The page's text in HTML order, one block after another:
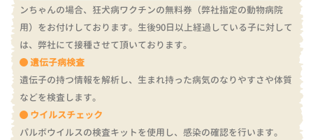
ンちゃんの場合、狂犬病ワクチンの無料券（弊社指定の動物病院
用）をお付けしております。 生後90日以上経過している子に対して
は、弊社にて接種させて頂いております。
遺伝子病検査
遺伝子の持つ情報を解析し、生まれ持った病気のなりやすさや体質
などを検査します。
ウイルスチェック
パルボウイルスの検査キットを使用し、感染の確認を行います。